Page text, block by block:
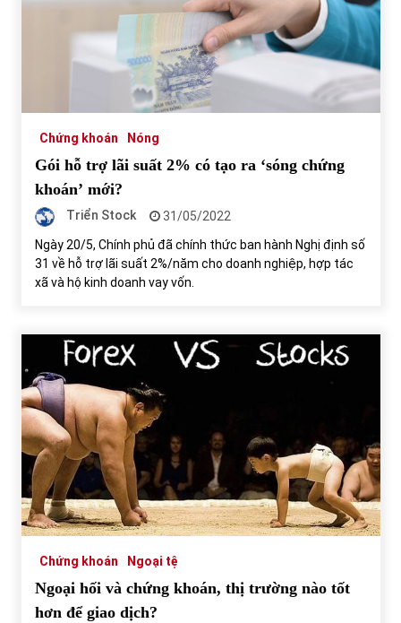
Chứng khoán Nóng
Gói hỗ trợ lãi suất 2% có tạo ra ‘sóng chứng
khoán’ mới?
Triển Stock
31/05/2022
Ngày 20/5, Chính phủ đã chính thức ban hành Nghị định số
31 về hỗ trợ lãi suất 2%/năm cho doanh nghiệp, hợp tác
xã và hộ kinh doanh vay vốn.
Chứng khoán Ngoại tệ
Ngoại hối và chứng khoán, thị trường nào tốt
hơn để giao dịch?